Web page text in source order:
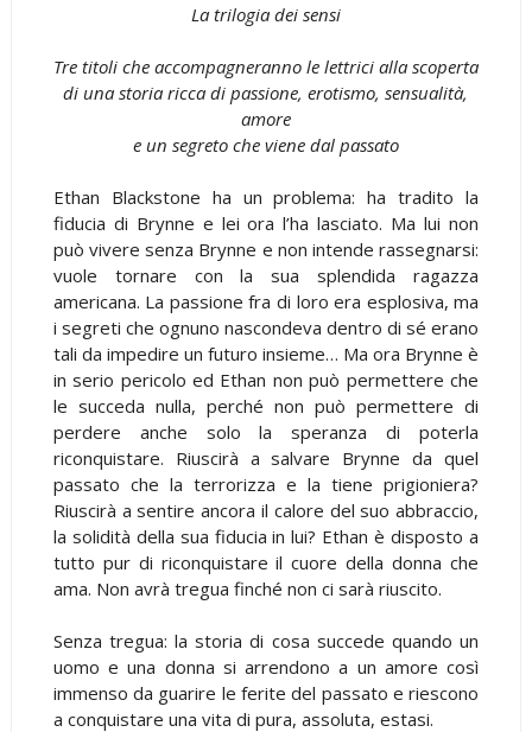
La trilogia dei sensi
Tre titoli che accompagneranno le lettrici alla scoperta
di una storia ricca di passione, erotismo, sensualità,
amore
e un segreto che viene dal passato
Ethan Blackstone ha un problema: ha tradito la
fiducia di Brynne e lei ora l’ha lasciato. Ma lui non
può vivere senza Brynne e non intende rassegnarsi:
vuole tornare con la sua splendida ragazza
americana. La passione fra di loro era esplosiva, ma
i segreti che ognuno nascondeva dentro di sé erano
tali da impedire un futuro insieme… Ma ora Brynne è
in serio pericolo ed Ethan non può permettere che
le succeda nulla, perché non può permettere di
perdere anche solo la speranza di poterla
riconquistare. Riuscirà a salvare Brynne da quel
passato che la terrorizza e la tiene prigioniera?
Riuscirà a sentire ancora il calore del suo abbraccio,
la solidità della sua fiducia in lui? Ethan è disposto a
tutto pur di riconquistare il cuore della donna che
ama. Non avrà tregua finché non ci sarà riuscito.
Senza tregua: la storia di cosa succede quando un
uomo e una donna si arrendono a un amore così
immenso da guarire le ferite del passato e riescono
a conquistare una vita di pura, assoluta, estasi.